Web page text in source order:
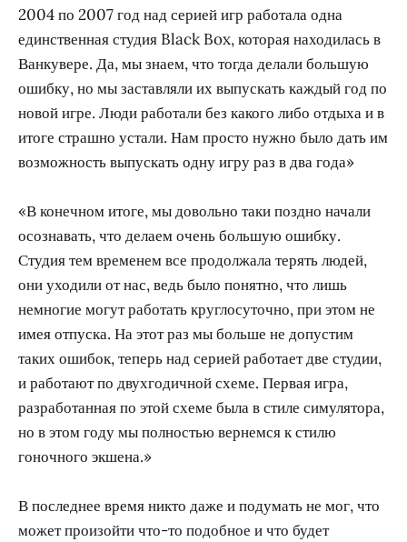
2004 по 2007 год над серией игр работала одна
единственная студия Black Box, которая находилась в
Ванкувере. Да, мы знаем, что тогда делали большую
ошибку, но мы заставляли их выпускать каждый год по
новой игре. Люди работали без какого либо отдыха и в
итоге страшно устали. Нам просто нужно было дать им
возможность выпускать одну игру раз в два года»
«В конечном итоге, мы довольно таки поздно начали
осознавать, что делаем очень большую ошибку.
Студия тем временем все продолжала терять людей,
они уходили от нас, ведь было понятно, что лишь
немногие могут работать круглосуточно, при этом не
имея отпуска. На этот раз мы больше не допустим
таких ошибок, теперь над серией работает две студии,
и работают по двухгодичной схеме. Первая игра,
разработанная по этой схеме была в стиле симулятора,
но в этом году мы полностью вернемся к стилю
гоночного экшена.»
В последнее время никто даже и подумать не мог, что
может произойти что-то подобное и что будет